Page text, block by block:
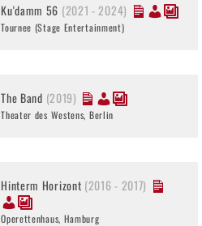
Ku'damm 56 (2021 - 2024)
Tournee (Stage Entertainment)
The Band (2019)
Theater des Westens, Berlin
Hinterm Horizont (2016 - 2017)
Operettenhaus, Hamburg